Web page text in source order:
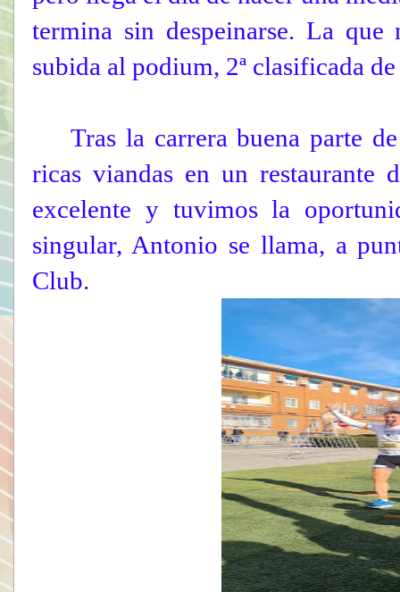
termina sin despeinarse. La que
subida al podium, 2ª clasificada
Tras la carrera buena parte de
ricas viandas en un restaurante
excelente y tuvimos la
singular, Antonio se llama, a
Club.